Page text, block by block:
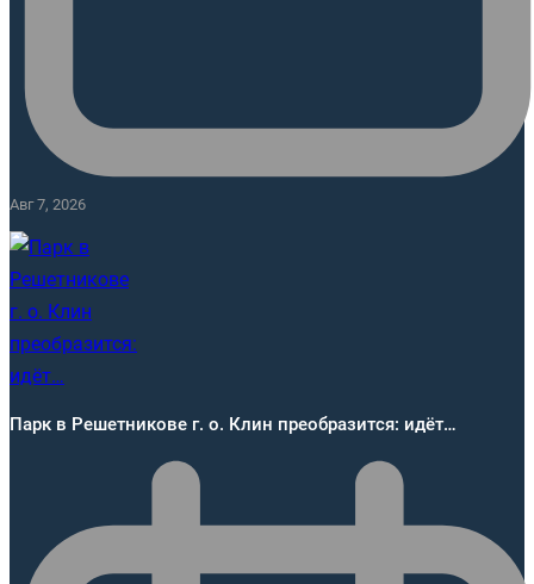
Авг 7, 2026
Парк в Решетникове г. о. Клин преобразится: идёт…